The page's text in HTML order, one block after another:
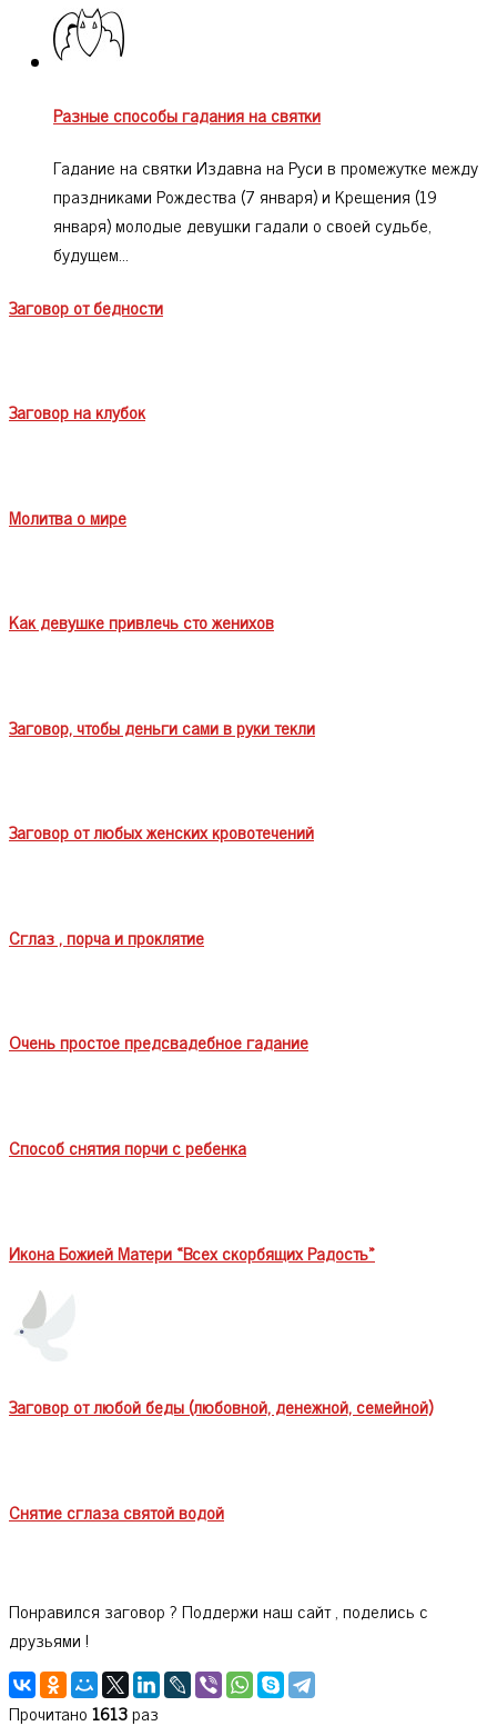
Разные способы гадания на святки
Гадание на святки Издавна на Руси в промежутке между
праздниками Рождества (7 января) и Крещения (19
января) молодые девушки гадали о своей судьбе,
будущем…
Заговор от бедности
Заговор на клубок
Молитва о мире
Как девушке привлечь сто женихов
Заговор, чтобы деньги сами в руки текли
Заговор от любых женских кровотечений
Сглаз , порча и проклятие
Очень простое предсвадебное гадание
Cпособ снятия порчи с ребенка
Икона Божией Матери «Всех скорбящих Радость»
Заговор от любой беды (любовной, денежной, семейной)
Снятие сглаза святой водой
Понравился заговор ? Поддержи наш сайт , поделись с
друзьями !
Прочитано1613раз